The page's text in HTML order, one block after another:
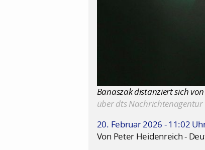
Banaszak distanziert sich von
über dts Nachrichtenagentur
20. Februar 2026 - 11:02
Von Peter Heidenreich -